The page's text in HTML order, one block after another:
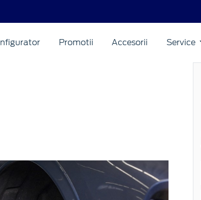
Promotii Accesorii Service